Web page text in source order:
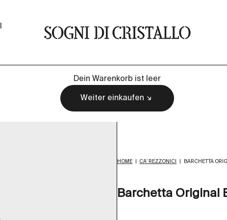
Sogni di cristallo
Dein Warenkorb ist leer
Weiter einkaufen
HOME CA' REZZONICI BARCHETTA
Barchetta Original